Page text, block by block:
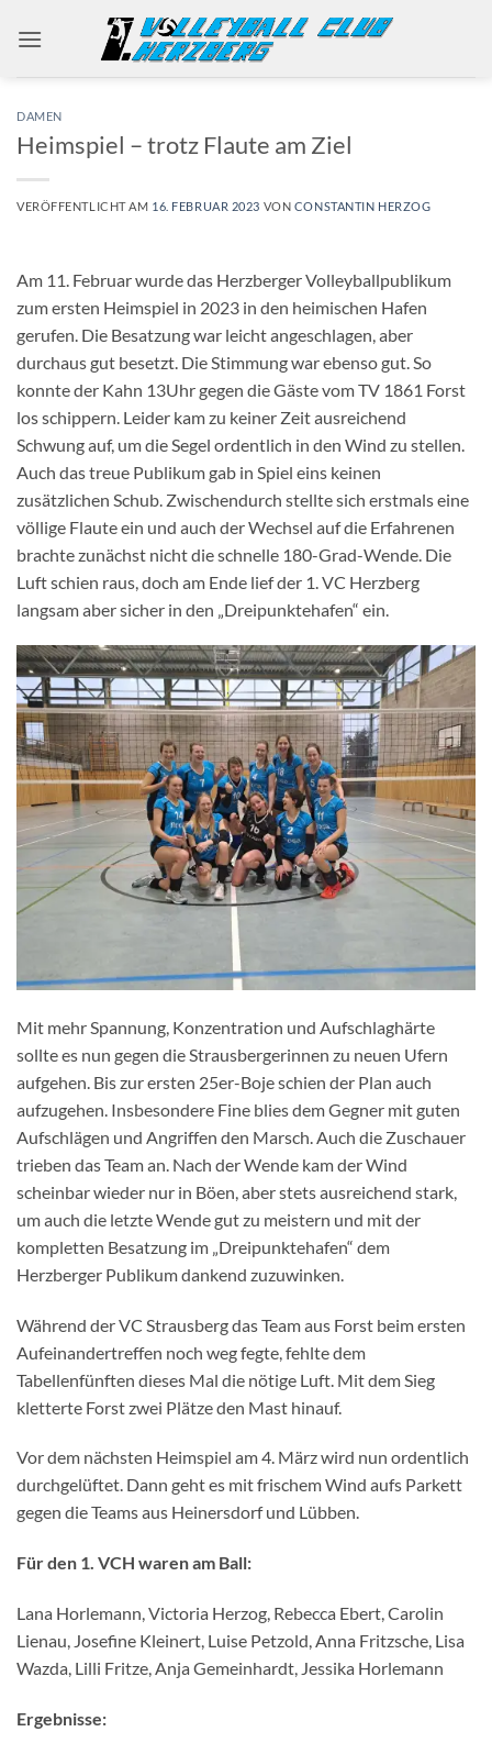
Inhalt
DAMEN
Heimspiel – trotz Flaute am Ziel
VERÖFFENTLICHT AM 16. FEBRUAR 2023 VON CONSTANTIN HERZOG
Am 11. Februar wurde das Herzberger Volleyballpublikum
zum ersten Heimspiel in 2023 in den heimischen Hafen
gerufen. Die Besatzung war leicht angeschlagen, aber
durchaus gut besetzt. Die Stimmung war ebenso gut. So
konnte der Kahn 13Uhr gegen die Gäste vom TV 1861 Forst
los schippern. Leider kam zu keiner Zeit ausreichend
Schwung auf, um die Segel ordentlich in den Wind zu stellen.
Auch das treue Publikum gab in Spiel eins keinen
zusätzlichen Schub. Zwischendurch stellte sich erstmals eine
völlige Flaute ein und auch der Wechsel auf die Erfahrenen
brachte zunächst nicht die schnelle 180-Grad-Wende. Die
Luft schien raus, doch am Ende lief der 1. VC Herzberg
langsam aber sicher in den „Dreipunktehafen“ ein.
Mit mehr Spannung, Konzentration und Aufschlaghärte
sollte es nun gegen die Strausbergerinnen zu neuen Ufern
aufgehen. Bis zur ersten 25er-Boje schien der Plan auch
aufzugehen. Insbesondere Fine blies dem Gegner mit guten
Aufschlägen und Angriffen den Marsch. Auch die Zuschauer
trieben das Team an. Nach der Wende kam der Wind
scheinbar wieder nur in Böen, aber stets ausreichend stark,
um auch die letzte Wende gut zu meistern und mit der
kompletten Besatzung im „Dreipunktehafen“ dem
Herzberger Publikum dankend zuzuwinken.
Während der VC Strausberg das Team aus Forst beim ersten
Aufeinandertreffen noch weg fegte, fehlte dem
Tabellenfünften dieses Mal die nötige Luft. Mit dem Sieg
kletterte Forst zwei Plätze den Mast hinauf.
Vor dem nächsten Heimspiel am 4. März wird nun ordentlich
durchgelüftet. Dann geht es mit frischem Wind aufs Parkett
gegen die Teams aus Heinersdorf und Lübben.
Für den 1. VCH waren am Ball:
Lana Horlemann, Victoria Herzog, Rebecca Ebert, Carolin
Lienau, Josefine Kleinert, Luise Petzold, Anna Fritzsche, Lisa
Wazda, Lilli Fritze, Anja Gemeinhardt, Jessika Horlemann
Ergebnisse: